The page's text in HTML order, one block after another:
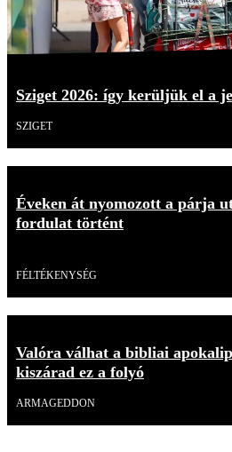
Sziget 2026: így kerüljük el a
SZIGET
Éveken át nyomozott a párja
fordulat történt
FÉLTÉKENYSÉG
Valóra válhat a bibliai
kiszárad ez a folyó
ARMAGEDDON